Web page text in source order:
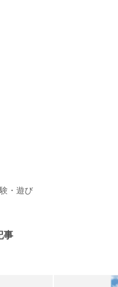
・遊び
事